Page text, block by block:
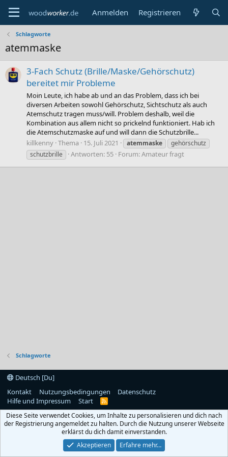
Anmelden Registrieren
Schlagworte
atemmaske
3-Fach Schutz (Brille/Maske/Gehörschutz)
bereitet mir Probleme
Moin Leute, ich habe ab und an das Problem, dass ich bei
diversen Arbeiten sowohl Gehörschutz, Sichtschutz als auch
Atemschutz tragen muss/will. Problem deshalb, weil die
Kombination aus allem nicht so prickelnd funktioniert. Hab ich
die Atemschutzmaske auf und will dann die Schutzbrille...
killkenny Thema 15. Juli 2021 atemmaske
gehörschutz
schutzbrille
Antworten: 55 Forum:Amateur fragt
Schlagworte
Deutsch [Du]
Kontakt
Nutzungsbedingungen
Datenschutz
Hilfe und Impressum
Start
R
S
Diese Seite verwendet Cookies, um Inhalte zu personalisieren und dich nach
der Registrierung angemeldet zu halten. Durch die Nutzung unserer Webseite
erklärst du dich damit einverstanden.
Akzeptieren
Erfahre mehr…